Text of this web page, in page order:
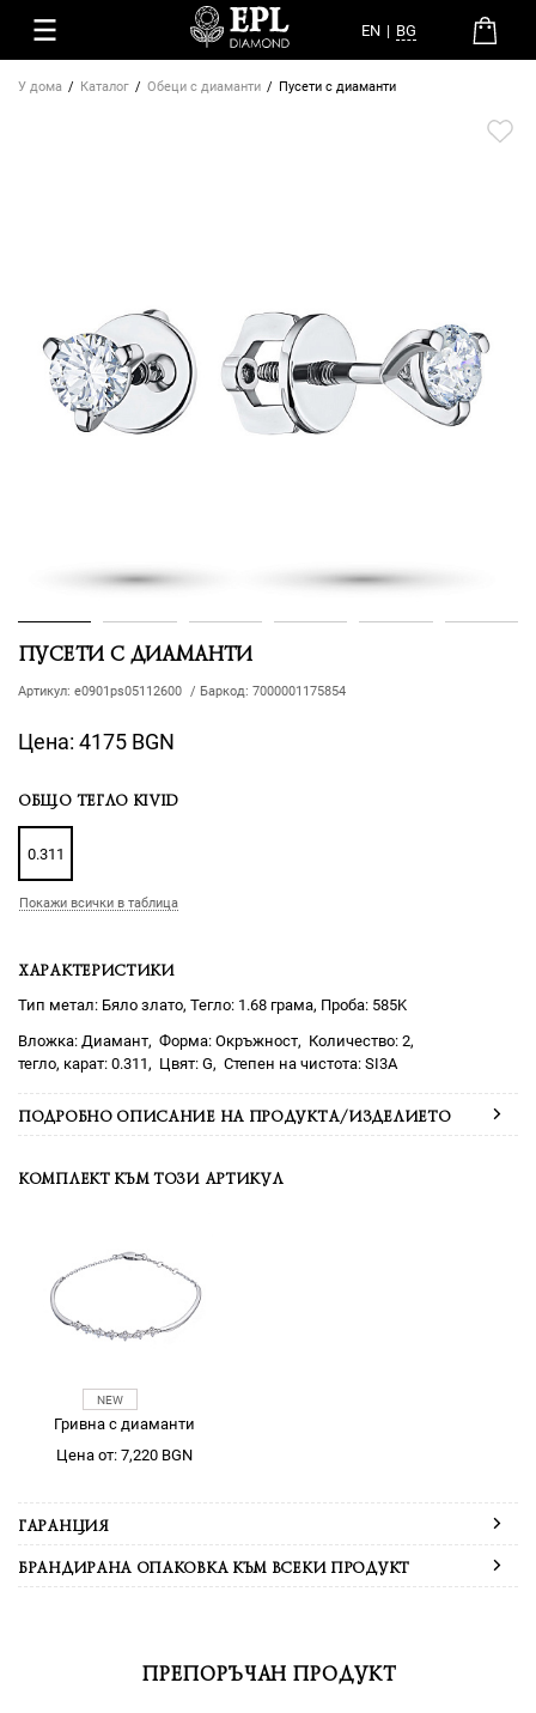
EN | BG
У дома Каталог Обеци с диаманти Пусети с диаманти
ПУСЕТИ С ДИАМАНТИ
Артикул: e0901ps05112600 / Баркод: 7000001175854
Цена: 4175 BGN
ОБЩО ТЕГЛО KIVID
0.311
Покажи всички в таблица
ХАРАКТЕРИСТИКИ
Тип метал: Бяло злато, Тегло: 1.68 грама, Проба: 585K
Диамант
Окръжност
2
0.311
G SI3А
ПОДРОБНО ОПИСАНИЕ НА ПРОДУКТА/ИЗДЕЛИЕТО
КОМПЛЕКТ КЪМ ТОЗИ АРТИКУЛ
Гривна с диаманти
Цена от: 7,220 BGN
ГАРАНЦИЯ
БРАНДИРАНА ОПАКОВКА КЪМ ВСЕКИ ПРОДУКТ
ПРЕПОРЪЧАН ПРОДУКТ